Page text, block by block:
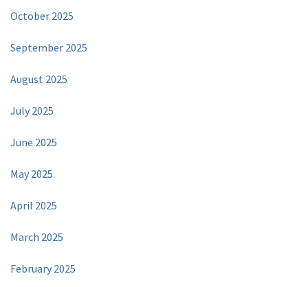
October 2025
September 2025
August 2025
July 2025
June 2025
May 2025
April 2025
March 2025
February 2025